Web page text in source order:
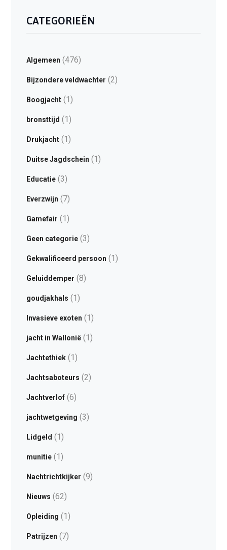
CATEGORIEËN
Algemeen (476)
Bijzondere veldwachter (2)
Boogjacht(1)
bronsttijd (1)
Drukjacht(1)
Duitse Jagdschein (1)
Educatie(3)
Everzwijn (7)
Gamefair (1)
Geen categorie(3)
Gekwalificeerd persoon (1)
Geluiddemper (8)
goudjakhals (1)
Invasieve exoten (1)
jacht in Wallonië(1)
Jachtethiek(1)
Jachtsaboteurs (2)
Jachtverlof(6)
jachtwetgeving (3)
Lidgeld (1)
munitie(1)
Nachtrichtkijker (9)
Nieuws (62)
Opleiding (1)
Patrijzen (7)